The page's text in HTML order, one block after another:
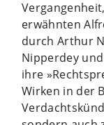
erwähnten
durch Arthur
Nipperdey
ihre
Wirken in der